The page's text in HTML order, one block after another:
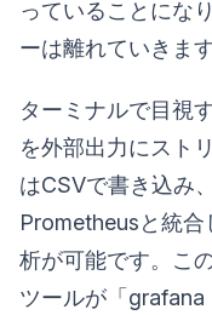
っていることにな
ーは離れていきます
ターミナルで目視
を外部出力にスト
はCSVで書き込み
Prometheusと統
析が可能です。こ
ツールが「